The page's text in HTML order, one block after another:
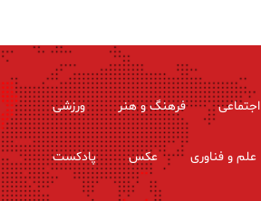
اجتماعی فرهنگ و هنر ورزشی
علم و فناوری عکس پادکست